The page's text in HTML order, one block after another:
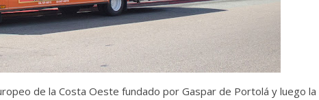
de la Costa Oeste fundado por Gaspar de Portolá y luego la